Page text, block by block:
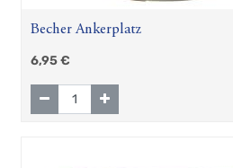
Becher Ankerplatz
6,95€